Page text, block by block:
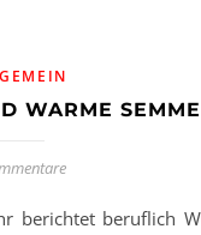
WARME
berichtet beruflich